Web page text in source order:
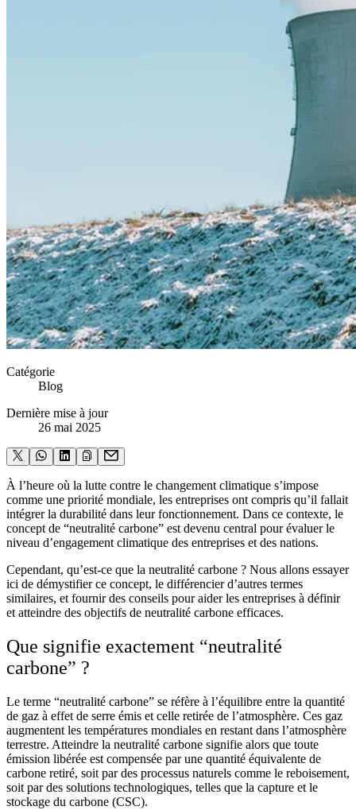
Catégorie
Blog
Dernière mise à jour
26 mai 2025
À l’heure où la lutte contre le changement climatique s’impose
comme une priorité mondiale, les entreprises ont compris qu’il fallait
intégrer la durabilité dans leur fonctionnement. Dans ce contexte, le
concept de “neutralité carbone” est devenu central pour évaluer le
niveau d’engagement climatique des entreprises et des nations.
Cependant, qu’est-ce que la neutralité carbone ? Nous allons essayer
ici de démystifier ce concept, le différencier d’autres termes
similaires, et fournir des conseils pour aider les entreprises à définir
et atteindre des objectifs de neutralité carbone efficaces.
Que signifie exactement “neutralité
carbone” ?
Le terme “neutralité carbone” se réfère à l’équilibre entre la quantité
de gaz à effet de serre émis et celle retirée de l’atmosphère. Ces gaz
augmentent les températures mondiales en restant dans l’atmosphère
terrestre. Atteindre la neutralité carbone signifie alors que toute
émission libérée est compensée par une quantité équivalente de
carbone retiré, soit par des processus naturels comme le reboisement,
soit par des solutions technologiques, telles que la capture et le
stockage du carbone (CSC).